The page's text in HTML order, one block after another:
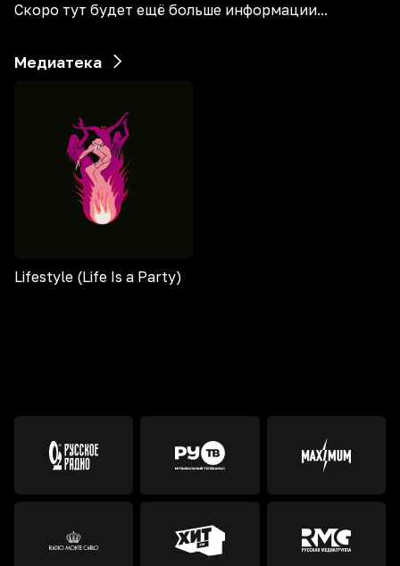
Скоро тут будет ещё больше информации...
Медиатека
Lifestyle (Life Is a Party)